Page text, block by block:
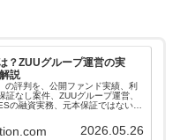
？ZUUグループ運営の実
説
の評判を、公開ファンド実績、利
証なし案件、ZUUグループ運営、
の融資実務、元本保証ではないリ
2026.05.26